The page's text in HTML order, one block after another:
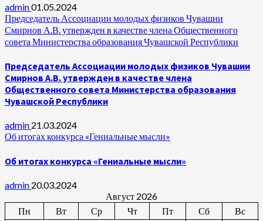
admin01.05.2024
Председатель Ассоциации молодых физиков Чувашии
Смирнов А.В. утвержден в качестве члена Общественного
совета Министерства образования Чувашской Республики
Председатель Ассоциации молодых физиков Чувашии
Смирнов А.В. утвержден в качестве члена
Общественного совета Министерства образования
Чувашской Республики
admin 21.03.2024
Об итогах конкурса «Гениальные мысли»
Об итогах конкурса «Гениальные мысли»
admin 20.03.2024
Август 2026
Пн
Вт Ср Чт Пт Сб
Вс